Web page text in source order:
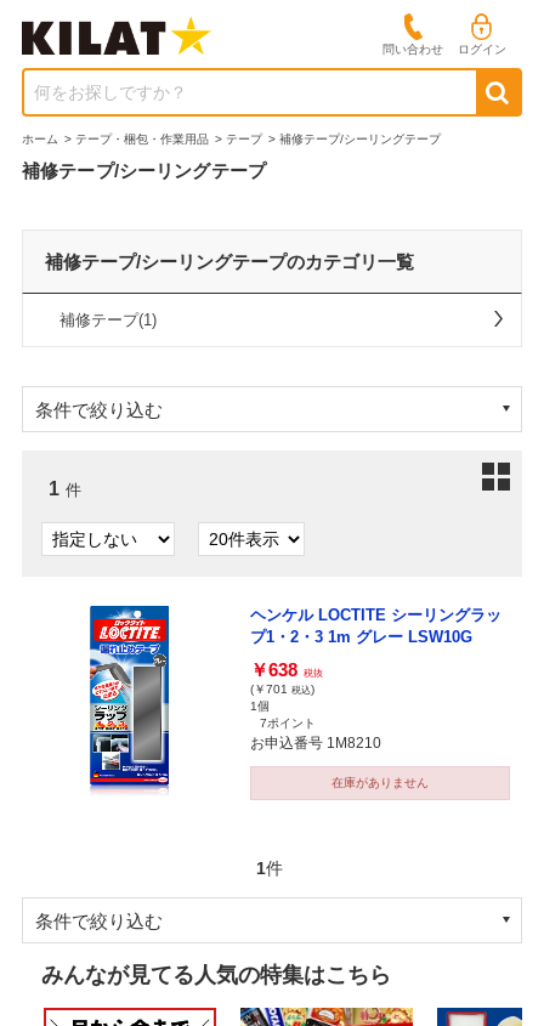
問い合わせ ログイン
何をお探しですか？
ホーム > テープ・梱包・作業用品 > テープ > 補修テープ/シーリングテープ
補修テープ/シーリングテープ
補修テープ/シーリングテープのカテゴリ一覧
補修テープ(1)
条件で絞り込む
1 件
ヘンケル LOCTITE シーリングラッ
プ1・2・3 1m グレー LSW10G
￥638 税抜
(￥701 税込)
1個
7ポイント
お申込番号 1M8210
在庫がありません
1件
条件で絞り込む
みんなが見てる人気の特集はこちら